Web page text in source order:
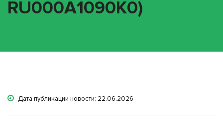
RU000A1090K0)
Дата публикации новости: 22.06.2026